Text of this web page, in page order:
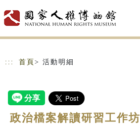
::: 首頁 > 活動明細
政治檔案解讀研習工作坊